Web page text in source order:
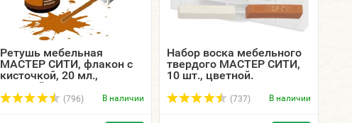
Ретушь мебельная
МАСТЕР СИТИ, флакон с
кисточкой, 20 мл.,
цветной.
(796) В наличии
Набор воска мебельного
твердого МАСТЕР СИТИ,
10 шт., цветной.
(737) В наличии